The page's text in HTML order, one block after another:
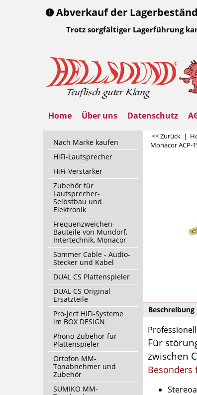
Abverkauf der
Trotz sorgfältiger Lagerführung
Home Über uns Datenschutz
Nach Marke kaufen
HiFi-Lautsprecher
HiFi-Verstärker
Zubehör für
Lautsprecher-
Selbstbau und
Elektronik
Frequenzweichen-
Bauteile von Mundorf,
Intertechnik, Monacor
Sommer Cable - Audio-
Stecker und Kabel
DUAL CS Plattenspieler
DUAL CS Original
Ersatzteile
Pro-Ject HiFi-Systeme
im BOX DESIGN
Phono-Zubehör für
Plattenspieler
Ortofon MM-
Tonabnehmer und
Zubehör
SUMIKO MM-
<< Zurück |
Monacor ACP-
Beschreibung
Für
zwischen
Besonders